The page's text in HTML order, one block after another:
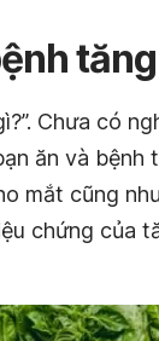
Chưa có
ăn và bệnh
mắt cũng
chứng của